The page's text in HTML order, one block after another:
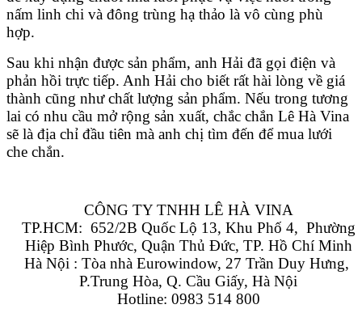
nấm linh chi và đông trùng hạ thảo là vô cùng phù
hợp.
Sau khi nhận được sản phẩm, anh Hải đã gọi điện và
phản hồi trực tiếp. Anh Hải cho biết rất hài lòng về giá
thành cũng như chất lượng sản phẩm. Nếu trong tương
lai có nhu cầu mở rộng sản xuất, chắc chắn Lê Hà Vina
sẽ là địa chỉ đầu tiên mà anh chị tìm đến để mua lưới
che chắn.
CÔNG TY TNHH LÊ HÀ VINA
TP.HCM:  652/2B Quốc Lộ 13, Khu Phố 4,  Phường
Hiệp Bình Phước, Quận Thủ Đức, TP. Hồ Chí Minh
Hà Nội : Tòa nhà Eurowindow, 27 Trần Duy Hưng,
P.Trung Hòa, Q. Cầu Giấy, Hà Nội
Hotline: 0983 514 800